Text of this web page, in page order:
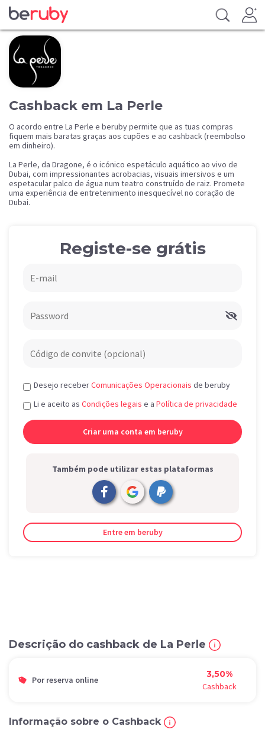
Cashback em La Perle
O acordo entre La Perle e beruby permite que as tuas compras
fiquem mais baratas graças aos cupões e ao cashback (reembolso
em dinheiro).
La Perle, da Dragone, é o icónico espetáculo aquático ao vivo de
Dubai, com impressionantes acrobacias, visuais imersivos e um
espetacular palco de água num teatro construído de raiz. Promete
uma experiência de entretenimento inesquecível no coração de
Dubai.
Registe-se grátis
Desejo receberComunicações Operacionais de beruby
Li e aceito as Condições legais e a Política de privacidade
Também pode utilizar estas plataformas
Entre em beruby
Descrição do cashback de La Perle
Por reserva online
3,50%
Cashback
Informação sobre o Cashback